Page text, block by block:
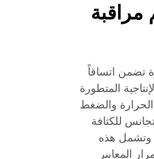
مراقبة
تضمن اتساقاً
المتطورة
والضغط
للكثافة
وتشمل هذه
المعايير